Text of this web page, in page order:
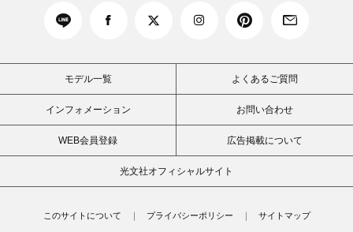
モデル一覧 よくあるご質問
インフォメーション お問い合わせ
WEB会員登録 広告掲載について
光文社オフィシャルサイト
このサイトについて プライバシーポリシー サイトマップ